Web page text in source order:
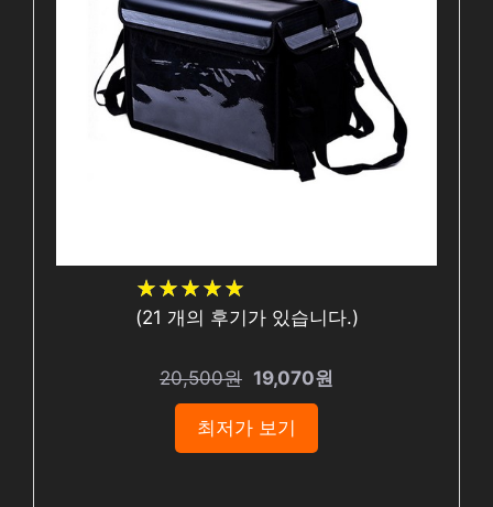
★★★★★
★★★★★
(21 개의 후기가 있습니다.)
20,500원 19,070원
최저가 보기